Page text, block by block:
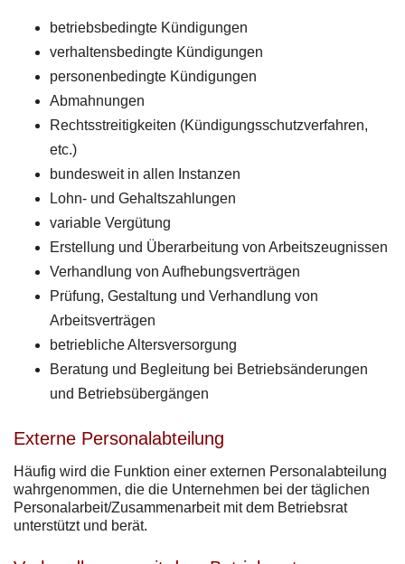
betriebsbedingte Kündigungen
verhaltensbedingte Kündigungen
personenbedingte Kündigungen
Abmahnungen
Rechtsstreitigkeiten (Kündigungsschutzverfahren,
etc.)
bundesweit in allen Instanzen
Lohn- und Gehaltszahlungen
variable Vergütung
Erstellung und Überarbeitung von Arbeitszeugnissen
Verhandlung von Aufhebungsverträgen
Prüfung, Gestaltung und Verhandlung von
Arbeitsverträgen
betriebliche Altersversorgung
Beratung und Begleitung bei Betriebsänderungen
und Betriebsübergängen
Externe Personalabteilung
Häufig wird die Funktion einer externen Personalabteilung
wahrgenommen, die die Unternehmen bei der täglichen
Personalarbeit/Zusammenarbeit mit dem Betriebsrat
unterstützt und berät.